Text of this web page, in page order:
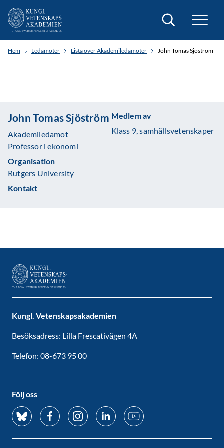
Sök
Hem Ledamöter Lista över Akademiledamöter John Tomas Sjöström
John Tomas Sjöström
Akademiledamot
Professor i ekonomi
Organisation
Rutgers University
Medlem av
Klass 9, samhällsvetenskaper
Kontakt
Kungl. Vetenskapsakademien
Besöksadress: Lilla Frescativägen 4A
Telefon: 08-673 95 00
Följ oss